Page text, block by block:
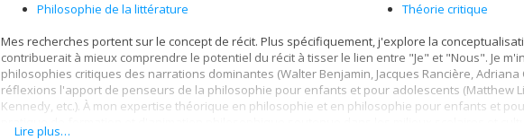
Philosophie de la littérature
Théorie critique
Mes recherches portent sur le concept de récit. Plus spécifiquement, j'explore la
contribuerait à mieux comprendre le potentiel du récit à tisser le lien entre "Je" et "Nous". Je
philosophies critiques des narrations dominantes (Walter Benjamin, Jacques Rancière, Adriana
réflexions l'apport de penseurs de la philosophie pour enfants et pour adolescents (Matthew
Kennedy, etc.). À mon expertise théorique en philosophie et en philosophie pour enfants et
Lire plus…